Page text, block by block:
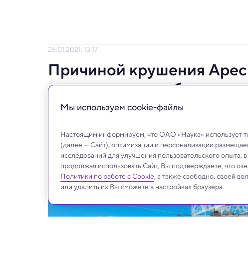
26.01.2021, 13:17
Причиной крушения
подключении кабеля
Гигантский радиотелескоп обрушился в декабре.
Мы используем сookie-файлы
Настоящим информируем, что ОАО «Наука» использует
(далее — Сайт), оптимизации и персонализации
исследований для улучшения пользовательского
продолжая использовать Сайт, Вы подтверждаете, что
Политики по работе с Cookie, а также свободно, своей
или удалить их Вы сможете в настройках браузера.